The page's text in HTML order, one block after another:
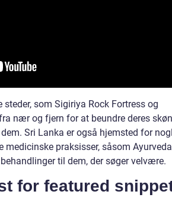
som Sigiriya Rock Fortress og
nær og fjern for at beundre deres
Sri Lanka er også hjemsted for
praksisser, såsom
til dem, der søger velvære.
for featured